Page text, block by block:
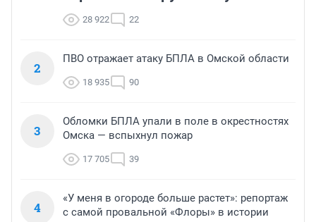
28 922 22
2
ПВО отражает атаку БПЛА в Омской области
18 935 90
3
Обломки БПЛА упали в поле в окрестностях
Омска — вспыхнул пожар
17 705 39
4
«У меня в огороде больше растет»: репортаж
с самой провальной «Флоры» в истории